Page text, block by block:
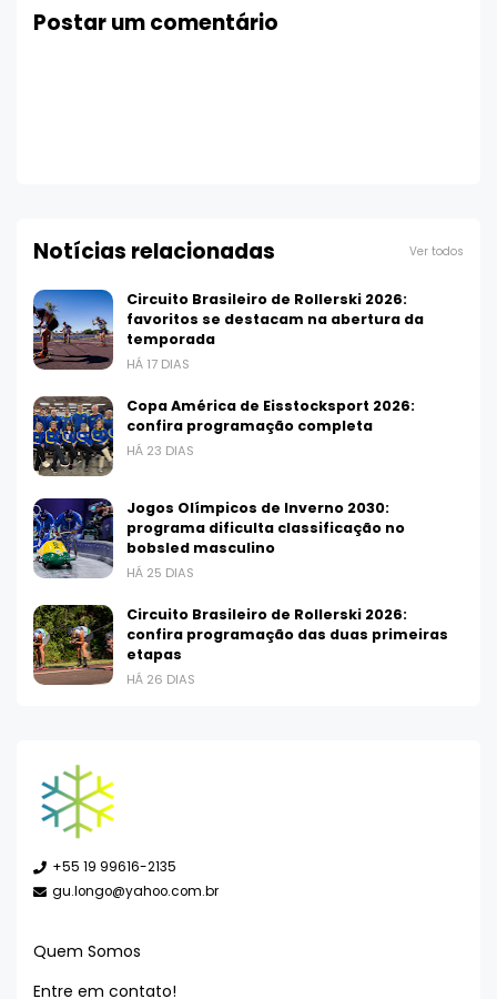
Postar um comentário
Notícias relacionadas Ver todos
Circuito Brasileiro de Rollerski 2026:
favoritos se destacam na abertura da
temporada
HÁ 17 DIAS
Copa América de Eisstocksport 2026:
confira programação completa
HÁ 23 DIAS
Jogos Olímpicos de Inverno 2030:
programa dificulta classificação no
bobsled masculino
HÁ 25 DIAS
Circuito Brasileiro de Rollerski 2026:
confira programação das duas primeiras
etapas
HÁ 26 DIAS
+55 19 99616-2135
gu.longo@yahoo.com.br
Quem Somos
Entre em contato!